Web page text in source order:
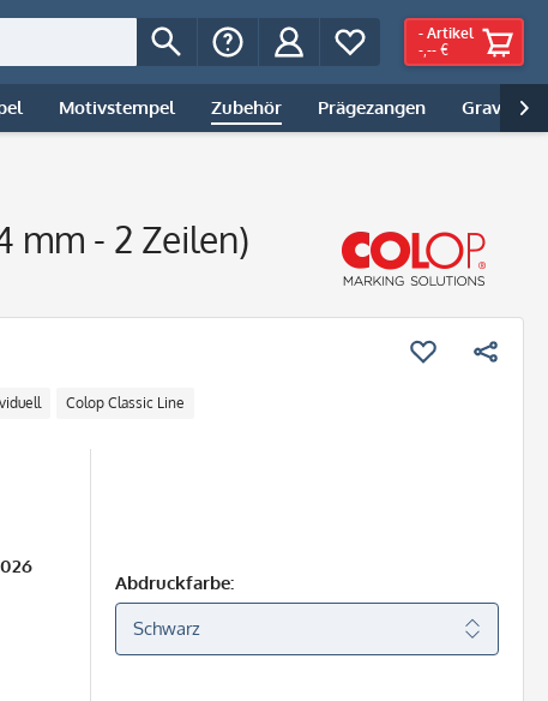
- Artikel
-,-- €
Motivstempel Zubehör Prägezangen Gravur |

mm - 2 Zeilen)
Colop Classic Line
Abdruckfarbe: